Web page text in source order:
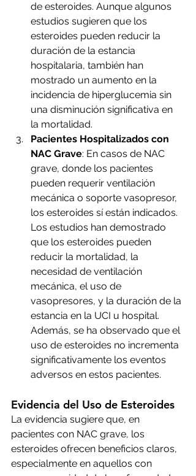
de esteroides. Aunque algunos
estudios sugieren que los
esteroides pueden reducir la
duración de la estancia
hospitalaria, también han
mostrado un aumento en la
incidencia de hiperglucemia sin
una disminución significativa en
la mortalidad.
Pacientes Hospitalizados con
NAC Grave: En casos de NAC
grave, donde los pacientes
pueden requerir ventilación
mecánica o soporte vasopresor,
los esteroides sí están indicados.
Los estudios han demostrado
que los esteroides pueden
reducir la mortalidad, la
necesidad de ventilación
mecánica, el uso de
vasopresores, y la duración de la
estancia en la UCI u hospital.
Además, se ha observado que el
uso de esteroides no incrementa
significativamente los eventos
adversos en estos pacientes.
Evidencia del Uso de Esteroides
La evidencia sugiere que, en
pacientes con NAC grave, los
esteroides ofrecen beneficios claros,
especialmente en aquellos con